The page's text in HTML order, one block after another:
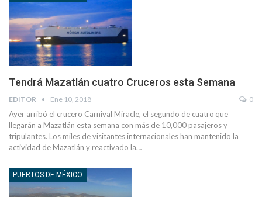
Tendrá Mazatlán cuatro Cruceros esta Semana
EDITOR Ene 10, 2018 0
Ayer arribó el crucero Carnival Miracle, el segundo de cuatro que
llegarán a Mazatlán esta semana con más de 10,000 pasajeros y
tripulantes. Los miles de visitantes internacionales han mantenido la
actividad de Mazatlán y reactivado la…
PUERTOS DE MÉXICO